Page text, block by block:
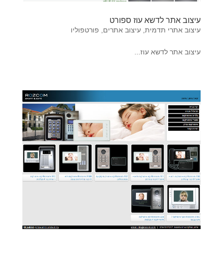
עיצוב אתר לדשא עוז ספורט
עיצוב אתרי תדמית, עיצוב אתרים פורטפוליו
עיצוב אתר לדשא עוז...